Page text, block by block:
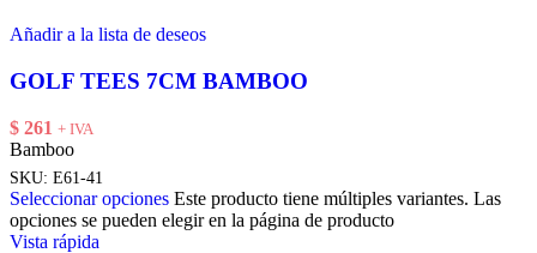
Añadir a la lista de deseos
GOLF TEES 7CM BAMBOO
$ 261 + IVA
Bamboo
SKU: E61-41
Seleccionar opciones Este producto tiene múltiples variantes. Las
opciones se pueden elegir en la página de producto
Vista rápida